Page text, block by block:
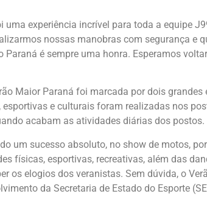
experiência incrível para toda a equipe
nossas manobras com segurança e
é sempre uma honra. Esperamos
Maior Paraná foi marcada por dois
e culturais foram realizadas nos
acabam as atividades diárias dos postos.
um sucesso absoluto, no show de motos,
físicas, esportivas, recreativas, além das
os elogios dos veranistas. Sem dúvida, o
da Secretaria de Estado do Esporte